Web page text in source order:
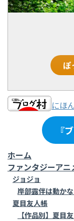
ぽ
にほ
『
ホーム
ファンタジーアニ
ジョジョ
岸部露伴は動か
夏目友人帳
【作品別】夏目